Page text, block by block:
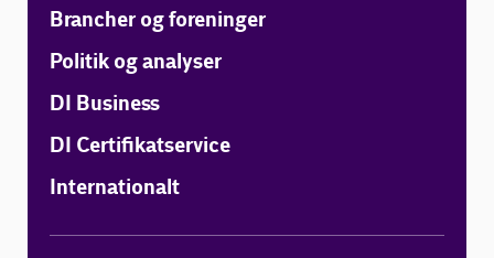
Brancher og foreninger
Politik og analyser
DI Business
DI Certifikatservice
Internationalt